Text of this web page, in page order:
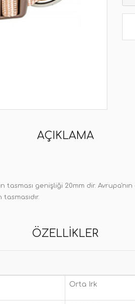
AÇIKLAMA
genişliği 20mm dir.
ÖZELLIKLER
Orta Irk